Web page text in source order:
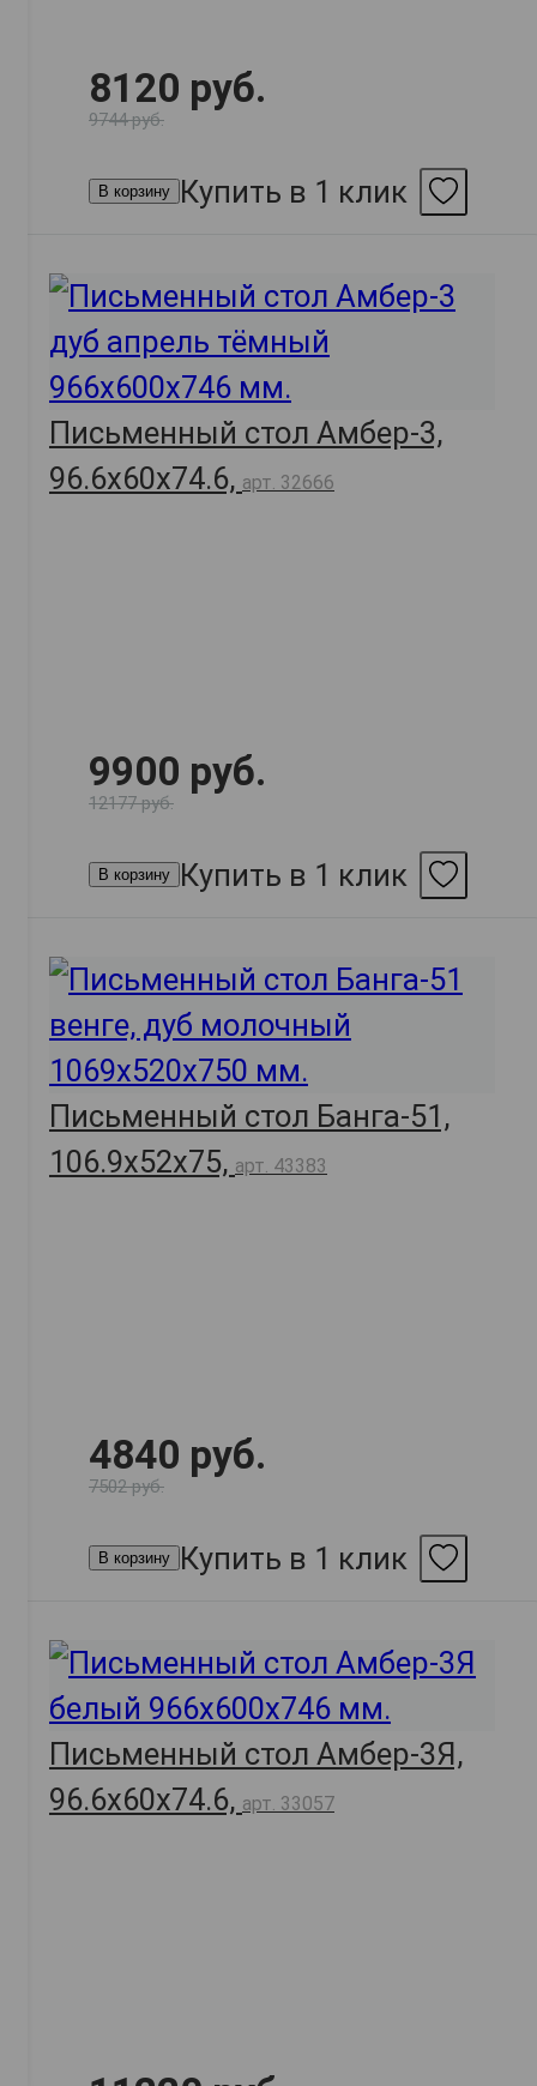
8120 руб.
9744 руб.
В корзину Купить в 1 клик
Письменный стол Амбер-3,
96.6х60х74.6, арт. 32666
9900 руб.
12177 руб.
В корзину Купить в 1 клик
Письменный стол Банга-51,
106.9х52х75, арт. 43383
4840 руб.
7502 руб.
В корзину Купить в 1 клик
Письменный стол Амбер-3Я,
96.6х60х74.6, арт. 33057